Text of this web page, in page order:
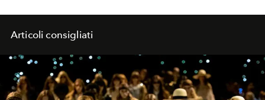
Articoli consigliati